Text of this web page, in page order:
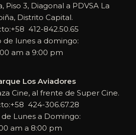
Piso 3, Diagonal a PDVSA La
Distrito Capital.
412-842.50.65
de lunes a domingo:
am a 9:00 pm
Los Aviadores
Cine, al frente de Super Cine.
424-306.67.28
Lunes a Domingo:
am a 8:00 pm